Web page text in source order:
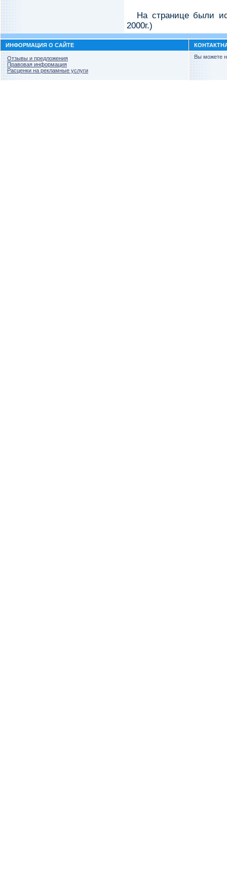
На странице были
2000г.)
ИНФОРМАЦИЯ О САЙТЕ
Отзывы и предложения
Правовая информация
Расценки на рекламные услуги
Вы можете